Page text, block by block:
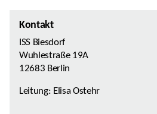
Kontakt
ISS Biesdorf
Wuhlestraße 19A
12683 Berlin
Leitung: Elisa Ostehr